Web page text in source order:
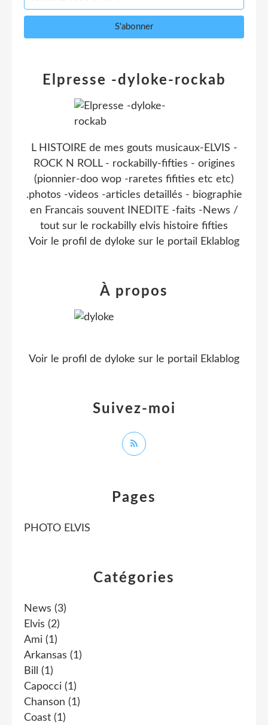
Catégories
News (3)
Elvis (2)
Ami (1)
Arkansas (1)
Bill
(1)
Capocci (1)
Chanson (1)
Coast (1)
Pages
PHOTO ELVIS
Elpresse -dyloke-rockab
L HISTOIRE de mes gouts musicaux-ELVIS -
ROCK N ROLL - rockabilly-fifties - origines
(pionnier-doo wop -raretes fifities etc etc)
.photos -videos -articles detaillés - biographie
en Francais souvent INEDITE -faits -News /
tout sur le rockabilly elvis histoire fifties
Voir le profil de dyloke sur le portail Eklablog
Suivez-moi
À propos
Voir le profil de dyloke sur le portail Eklablog